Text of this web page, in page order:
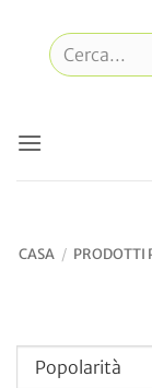
contenuto
Cerca:
CASA / PRODOTTI